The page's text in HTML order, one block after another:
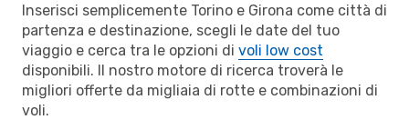
Inserisci semplicemente Torino e Girona come città di
partenza e destinazione, scegli le date del tuo
viaggio e cerca tra le opzioni di voli low cost
disponibili. Il nostro motore di ricerca troverà le
migliori offerte da migliaia di rotte e combinazioni di
voli.